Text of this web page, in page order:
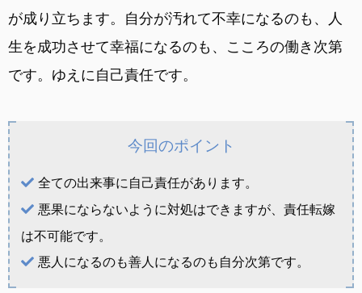
が成り立ちます。自分が汚れて不幸になるのも、人
生を成功させて幸福になるのも、こころの働き次第
です。ゆえに自己責任です。
今回のポイント
全ての出来事に自己責任があります。
悪果にならないように対処はできますが、責任転嫁
は不可能です。
悪人になるのも善人になるのも自分次第です。